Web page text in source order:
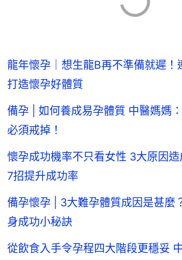
龍年懷孕｜想生龍B再不準備就遲！
打造懷孕好體質
備孕 | 如何養成易孕體質 中醫媽媽
必須戒掉！
懷孕成功機率不只看女性 3大原因
7招提升成功率
備孕懷孕 | 3大難孕體質成因是甚麼
身成功小秘訣
從飲食入手令孕程四大階段更穩妥